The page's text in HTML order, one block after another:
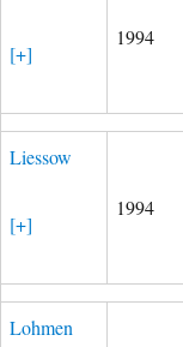
[+]
1994
Liessow
[+]
1994
Lohmen